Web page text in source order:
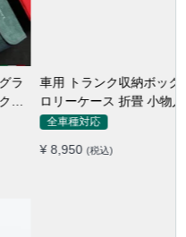
車用 トランク収納ボックス ト
ロリーケース 折畳 小物入れ
多用 大容量 かわいい 多色 耐
全車種対応
¥ 8,950 (税込)